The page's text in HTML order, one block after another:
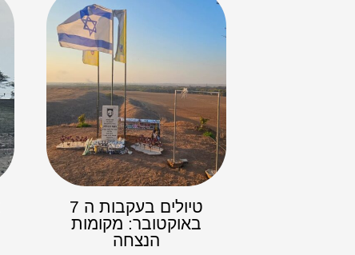
טיולים בעקבות ה 7
באוקטובר: מקומות
הנצחה